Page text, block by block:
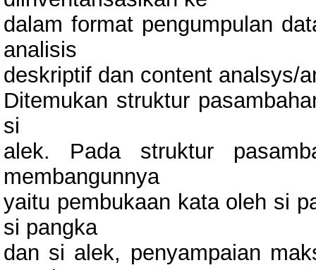
dalam format pengumpulan
analisis
deskriptif dan content analsys/
Ditemukan struktur
si
alek. Pada struktur
membangunnya
yaitu pembukaan kata oleh si
si pangka
dan si alek, penyampaian